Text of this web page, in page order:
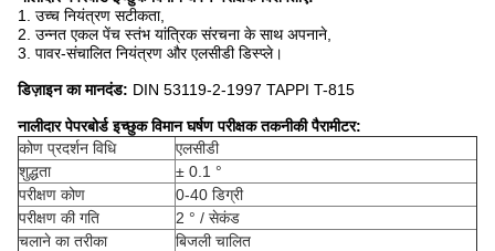
1. उच्च नियंत्रण सटीकता,
2. उन्नत एकल पेंच स्तंभ यांत्रिक संरचना के साथ अपनाने,
3. पावर-संचालित नियंत्रण और एलसीडी डिस्प्ले।
डिज़ाइन का मानदंड: DIN 53119-2-1997 TAPPI T-815
नालीदार पेपरबोर्ड इच्छुक विमान घर्षण परीक्षक तकनीकी पैरामीटर:
कोण प्रदर्शन विधि
एलसीडी
शुद्धता
± 0.1 °
परीक्षण कोण
0-40 डिग्री
परीक्षण की गति
2 ° / सेकंड
चलाने का तरीका
बिजली चालित